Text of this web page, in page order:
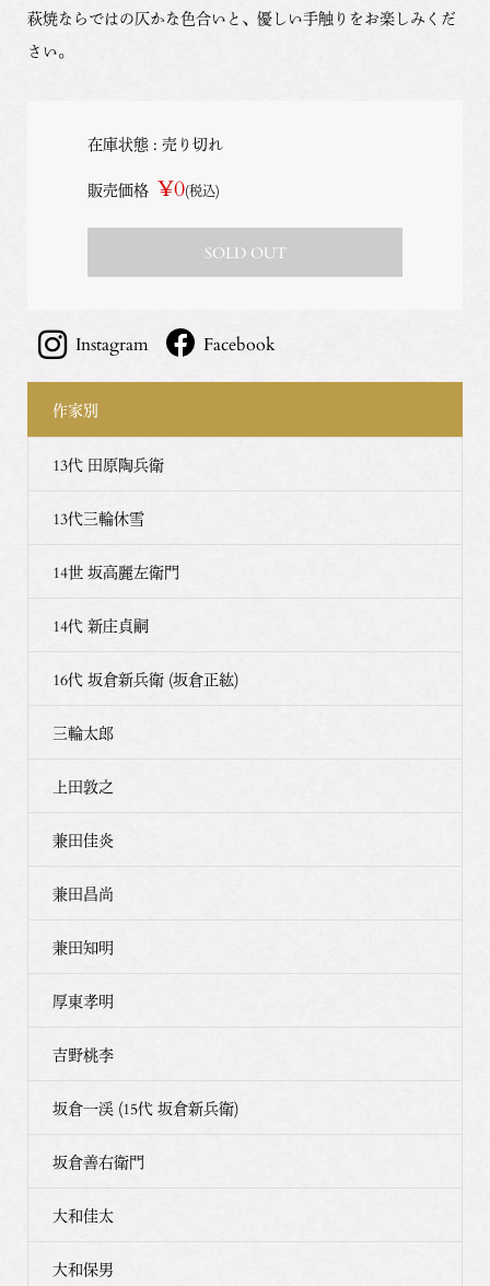
萩焼ならではの仄かな色合いと、優しい手触りをお楽しみくだ
さい。
在庫状態 : 売り切れ
販売価格 ¥0(税込)
SOLD OUT
Instagram Facebook
作家別
13代 田原陶兵衛
13代三輪休雪
14世 坂高麗左衛門
14代 新庄貞嗣
16代 坂倉新兵衛 (坂倉正紘)
三輪太郎
上田敦之
兼田佳炎
兼田昌尚
兼田知明
厚東孝明
吉野桃李
坂倉一渓 (15代 坂倉新兵衛)
坂倉善右衛門
大和佳太
大和保男